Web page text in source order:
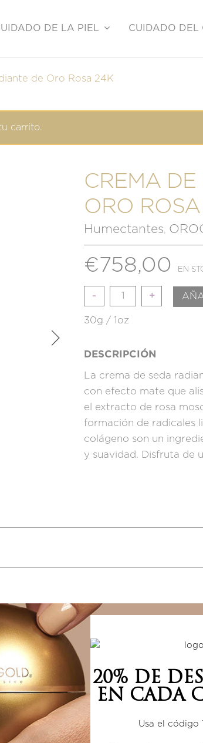
DE LA PIEL CUIDADO DEL
de Oro Rosa 24K
carrito.
CREMA
ORO
Humectantes
€758,00 EN
Cantidad
30g / 1oz
DESCRIPCIÓN
La crema de seda
con efecto mate que
el extracto de rosa
formación de radicales
colágeno son un
y suavidad. Disfruta de
5 estrellas
estrellas
estrellas
estrellas
0%
estrella
0%
20% DE
EN CADA
Usa el código